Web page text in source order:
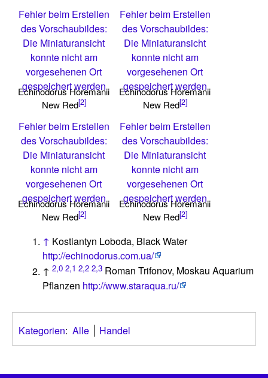
Fehler beim Erstellen
des Vorschaubildes:
Die Miniaturansicht
konnte nicht am
vorgesehenen Ort
gespeichert werden
Echinodorus Horemanii
New Red[2]
Fehler beim Erstellen
des Vorschaubildes:
Die Miniaturansicht
konnte nicht am
vorgesehenen Ort
gespeichert werden
Echinodorus Horemanii
New Red[2]
Fehler beim Erstellen
des Vorschaubildes:
Die Miniaturansicht
konnte nicht am
vorgesehenen Ort
gespeichert werden
Echinodorus Horemanii
New Red[2]
Fehler beim Erstellen
des Vorschaubildes:
Die Miniaturansicht
konnte nicht am
vorgesehenen Ort
gespeichert werden
Echinodorus Horemanii
New Red[2]
↑ Kostiantyn Loboda, Black Water
http://echinodorus.com.ua/
↑2,0 2,1 2,2 2,3 Roman Trifonov, Moskau Aquarium
Pflanzen http://www.staraqua.ru/
Kategorien: Alle Handel